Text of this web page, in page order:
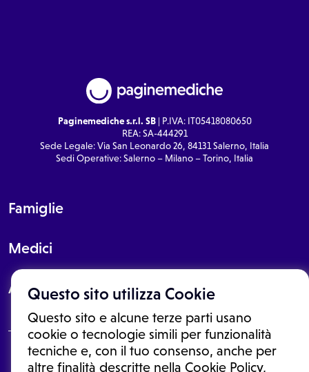
Questo sito utilizza Cookie
Questo sito e alcune terze parti usano
cookie o tecnologie simili per funzionalità
tecniche e, con il tuo consenso, anche per
altre finalità descritte nella Cookie Policy,
Paginemediche s.r.l. SB| P.IVA: IT05418080650
REA: SA-444291
Sede Legale: Via San Leonardo 26, 84131 Salerno, Italia
Sedi Operative: Salerno – Milano – Torino, Italia
Famiglie
Medici
About
Le informazioni proposte in questo sito non sono un consulto medico.